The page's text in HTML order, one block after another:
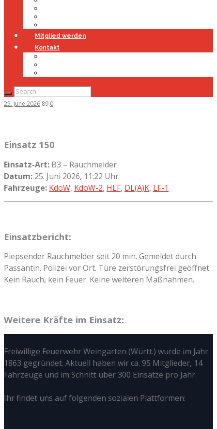
Mitglied werden
Kontakt
25. June 2026 89 0
Einsatz 150
Einsatz-Art: B3 – Rauchmelder
Datum: 25. Juni 2026, 11:22 Uhr
Fahrzeuge: KdoW, KdoW-2, HLF, DL(A)K, LF-1
Einsatzbericht:
Piepsender Rauchmelder seit 20 min. Gemeldet durch
Passantin. Polizei vor Ort. Türe zerstörungsfrei geöffnet.
Kein Rauch, kein Feuer. Keine weiteren Maßnahmen.
Weitere Kräfte im Einsatz:
Freiwillige Feuerwehr Weingarten (Württ.) wurde im Jahr
1863 gegründet. Aktuell haben wir ca. 95 Mitglieder, 14
Fahrzeuge und im Schnitt über 300 Einsätze pro Jahr.
Ihr findet uns auf folgenden sozialen Plattformen: